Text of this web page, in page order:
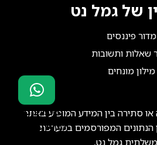
של גמל נט
מדור פיננסים
שאלות ותשובות
מילון מונחים
סתירה בין המידע המופיע באתר
הנתונים המפורסמים במערכת
גמל נט,
סוכני ביטוח?
הצטרפו אלינו!